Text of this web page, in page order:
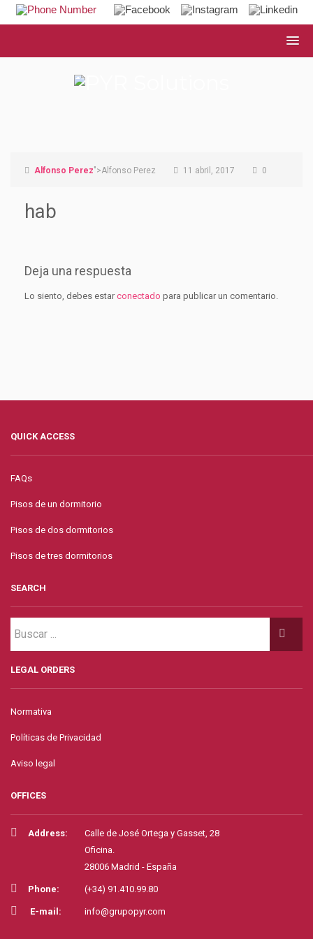
Alfonso Perez">Alfonso Perez 11 abril, 2017 0
hab
Deja una respuesta
Lo siento, debes estarconectado para publicar un comentario.
QUICK ACCESS
FAQs
Pisos de un dormitorio
Pisos de dos dormitorios
Pisos de tres dormitorios
SEARCH
LEGAL ORDERS
Normativa
Políticas de Privacidad
Aviso legal
OFFICES
Address:
Calle de José Ortega y Gasset, 28
Oficina.
28006 Madrid - España
Phone: (+34) 91.410.99.80
E-mail: info@grupopyr.com